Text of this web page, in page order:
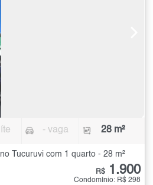
- vaga 28 m²
Tucuruvi com 1 quarto - 28 m²
R$ 1.900
Condomínio: R$ 298